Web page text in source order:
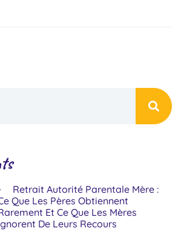
Retrait Autorité Parentale Mère :
Que Les Pères Obtiennent
Et Ce Que Les Mères
De Leurs Recours